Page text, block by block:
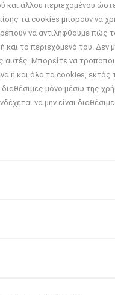
και άλλου περιεχομένου
τα cookies μπορούν να
να αντιληφθούμε πώς
και το περιεχόμενό του. Δεν
Μπορείτε να
ή και όλα τα cookies,
διαθέσιμες μόνο μέσω της
να μην είναι